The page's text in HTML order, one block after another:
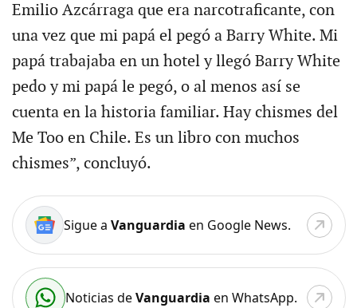
Emilio Azcárraga que era narcotraficante, con
una vez que mi papá el pegó a Barry White. Mi
papá trabajaba en un hotel y llegó Barry White
pedo y mi papá le pegó, o al menos así se
cuenta en la historia familiar. Hay chismes del
Me Too en Chile. Es un libro con muchos
chismes”, concluyó.
Sigue a Vanguardia en Google News.
Noticias deVanguardia en WhatsApp.